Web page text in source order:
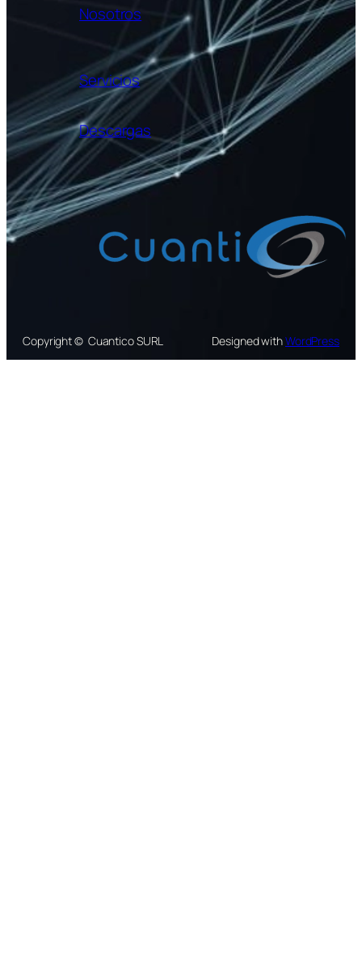
Nosotros
Servicios
Descargas
Copyright © Cuantico SURL Designed withWordPress